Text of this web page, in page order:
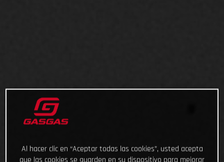
Al hacer clic en “Aceptar todas las cookies”, usted acepta